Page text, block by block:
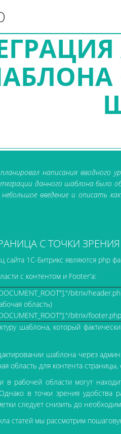
написания вводного
данного шаблона было
небольшое введение и описать
С ТОЧКИ ЗРЕНИЯ
сайта 1С-Битрикс являются php
с контентом и Footer'а:
bitrix/
область)
bitrix/
шаблона, который
шаблона через
область для контента
в рабочей области могут
в точки зрения удобства
следует снизить до
статей мы рассмотрим